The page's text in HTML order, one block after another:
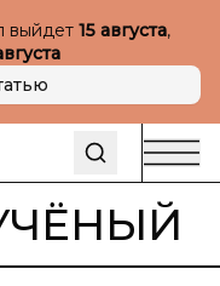
выйдет 15 августа,